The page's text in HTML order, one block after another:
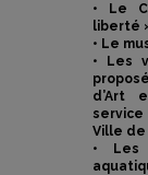
• Le
liberté
• Le
• Les
d’Art
Ville de
• Les